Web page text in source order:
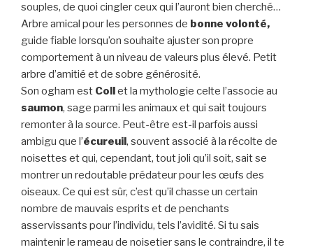
souples, de quoi cingler ceux qui l’auront bien cherché…
Arbre amical pour les personnes de bonne volonté,
guide fiable lorsqu’on souhaite ajuster son propre
comportement à un niveau de valeurs plus élevé. Petit
arbre d’amitié et de sobre générosité.
Son ogham est Collet la mythologie celte l’associe au
saumon, sage parmi les animaux et qui sait toujours
remonter à la source. Peut-être est-il parfois aussi
ambigu que l’écureuil, souvent associé à la récolte de
noisettes et qui, cependant, tout joli qu’il soit, sait se
montrer un redoutable prédateur pour les œufs des
oiseaux. Ce qui est sûr, c’est qu’il chasse un certain
nombre de mauvais esprits et de penchants
asservissants pour l’individu, tels l’avidité. Si tu sais
maintenir le rameau de noisetier sans le contraindre, il te